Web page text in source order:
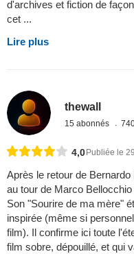
d'archives et fiction de
cet ...
Lire plus
thewall
15 abonnés
4,0Publiée le
Après le retour de
au tour de Marco
Son "Sourire de ma mère"
inspirée (même si
film). Il confirme ici toute
film sobre, dépouillé, et qui